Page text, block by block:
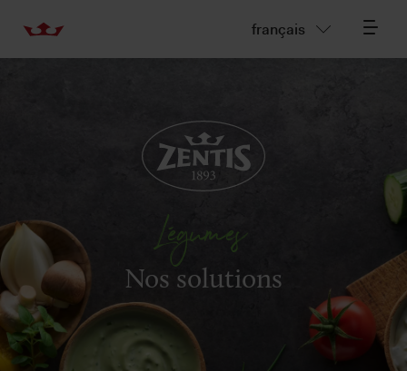
français
Légumes
Nos solutions